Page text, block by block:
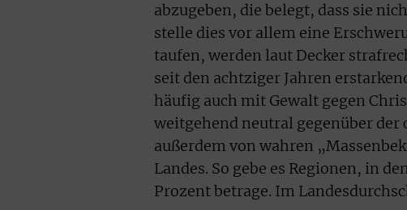
abzugeben, die belegt, dass sie
stelle dies vor allem eine
taufen, werden laut Decker
seit den achtziger Jahren
häufig auch mit Gewalt gegen
weitgehend neutral gegenüber
außerdem von wahren
Landes. So gebe es Regionen, in
Prozent betrage. Im